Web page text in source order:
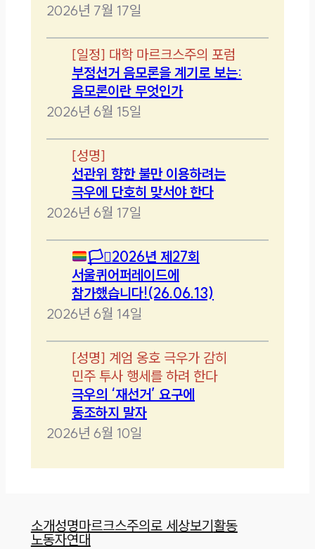
2026년 7월 17일
[일정] 대학 마르크스주의 포럼
부정선거 음모론을 계기로 보는:
음모론이란 무엇인가
2026년 6월 15일
[성명]
선관위 향한 불만 이용하려는
극우에 단호히 맞서야 한다
2026년 6월 17일
🏳️‍⚧️2026년 제27회
서울퀴어퍼레이드에
참가했습니다!(26.06.13)
2026년 6월 14일
[성명] 계엄 옹호 극우가 감히
민주 투사 행세를 하려 한다
극우의 ‘재선거’ 요구에
동조하지 말자
2026년 6월 10일
소개성명마르크스주의로 세상보기활동
노동자연대